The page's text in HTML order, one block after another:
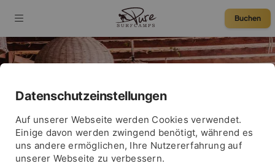
Buchen
Datenschutzeinstellungen
Auf unserer Webseite werden Cookies verwendet.
Einige davon werden zwingend benötigt, während es
uns andere ermöglichen, Ihre Nutzererfahrung auf
unserer Webseite zu verbessern.